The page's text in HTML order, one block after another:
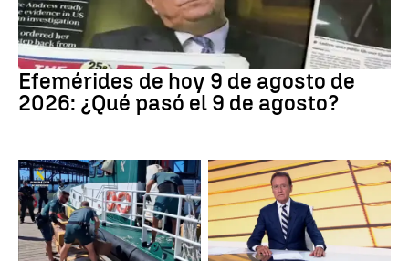
Efemérides
Efemérides de hoy 9 de agosto de
2026: ¿Qué pasó el 9 de agosto?
Tráfico de drogas